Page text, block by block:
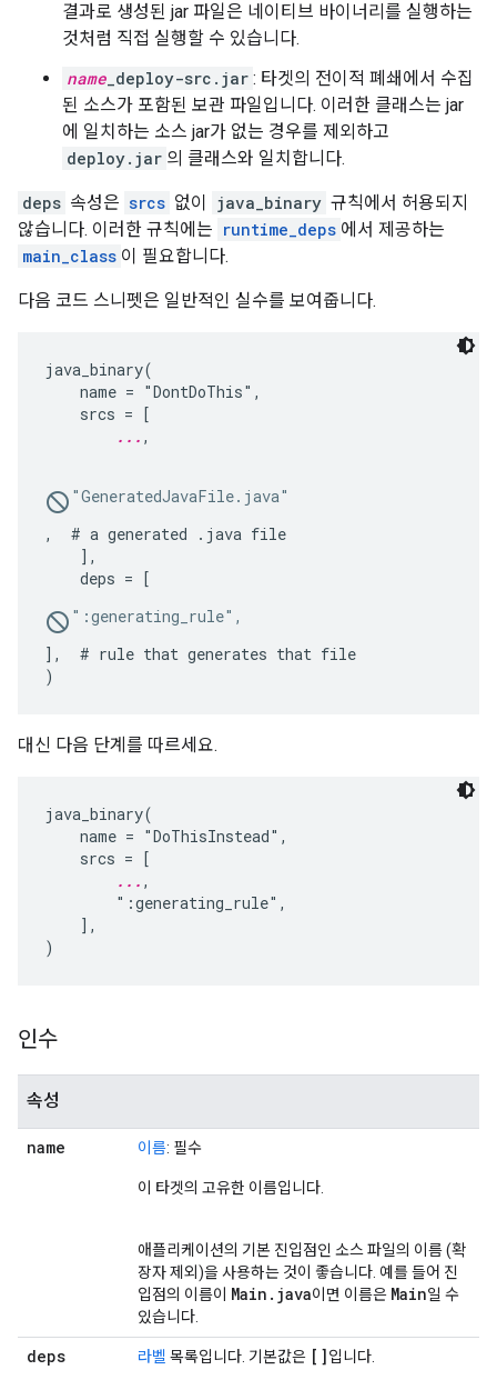
결과로 생성된 jar 파일은 네이티브 바이너리를 실행하는
것처럼 직접 실행할 수 있습니다.
name _deploy-src.jar : 타겟의 전이적 폐쇄에서 수집
된 소스가 포함된 보관 파일입니다. 이러한 클래스는 jar
에 일치하는 소스 jar가 없는 경우를 제외하고
deploy.jar 의 클래스와 일치합니다.
deps 속성은 srcs 없이 java_binary 규칙에서 허용되지
않습니다. 이러한 규칙에는 runtime_deps 에서 제공하는
main_class 이 필요합니다.
다음 코드 스니펫은 일반적인 실수를 보여줍니다.
java_binary(
    name = "DontDoThis",
    srcs = [
... ,
"GeneratedJavaFile.java"
,  # a generated .java file
    ],
    deps = [
":generating_rule",
],  # rule that generates that file
대신 다음 단계를 따르세요.
java_binary(
    name = "DoThisInstead",
    srcs = [
... ,
        ":generating_rule",
    ],
인수
속성
name 이름: 필수
이 타겟의 고유한 이름입니다.
애플리케이션의 기본 진입점인 소스 파일의 이름 (확
장자 제외)을 사용하는 것이 좋습니다. 예를 들어 진
입점의 이름이 Main . java이면 이름은 Main일 수
있습니다.
deps 라벨 목록입니다. 기본값은 []입니다.